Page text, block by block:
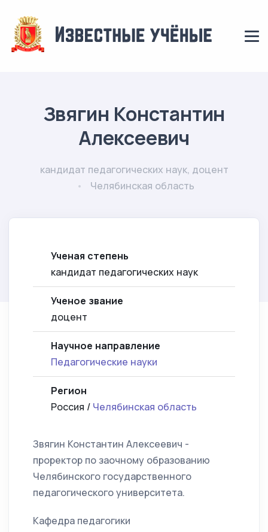
Звягин Константин
Алексеевич
кандидат педагогических наук, доцент
Челябинская область
Ученая степень
кандидат педагогических наук
Ученое звание
доцент
Научное направление
Педагогические науки
Регион
Россия / Челябинская область
Звягин Константин Алексеевич -
проректор по заочному образованию
Челябинского государственного
педагогического университета.
Кафедра педагогики